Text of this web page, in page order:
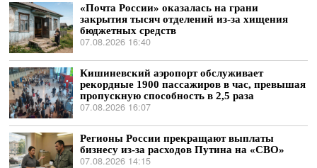
«Почта России» оказалась на грани
закрытия тысяч отделений из-за хищения
бюджетных средств
07.08.2026 16:40
Кишиневский аэропорт обслуживает
рекордные 1900 пассажиров в час, превышая
пропускную способность в 2,5 раза
07.08.2026 16:07
Регионы России прекращают выплаты
бизнесу из-за расходов Путина на «СВО»
07.08.2026 14:15